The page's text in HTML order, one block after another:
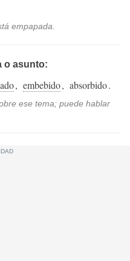
empapada.
o asunto:
, embebido, absorbido.
ese tema; puede hablar